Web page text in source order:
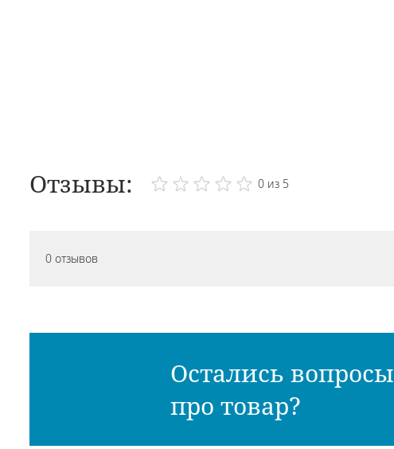
Отзывы: 0 из 5
0 отзывов
Остались вопросы
про товар?